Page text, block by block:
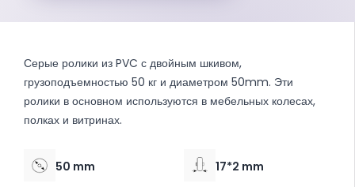
Серые ролики из PVC с двойным шкивом,
грузоподъемностью 50 кг и диаметром 50mm. Эти
ролики в основном используются в мебельных колесах,
полках и витринах.
50 mm 17*2 mm